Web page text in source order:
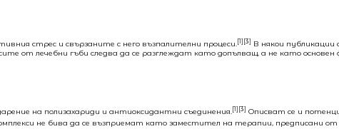
стрес и свързаните с него възпалителни процеси.[1][3] В някои
от лечебни гъби следва да се разглеждат като допълващ, а не като
на полизахариди и антиоксидантни съединения.[1][3] Описват се и
не бива да се възприемат като заместител на терапии, предписани от